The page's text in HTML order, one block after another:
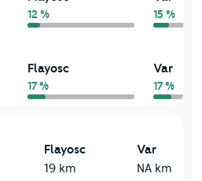
12 % 15 %
Flayosc
17 %
Var
17 %
Flayosc
19 km
Var
NA km